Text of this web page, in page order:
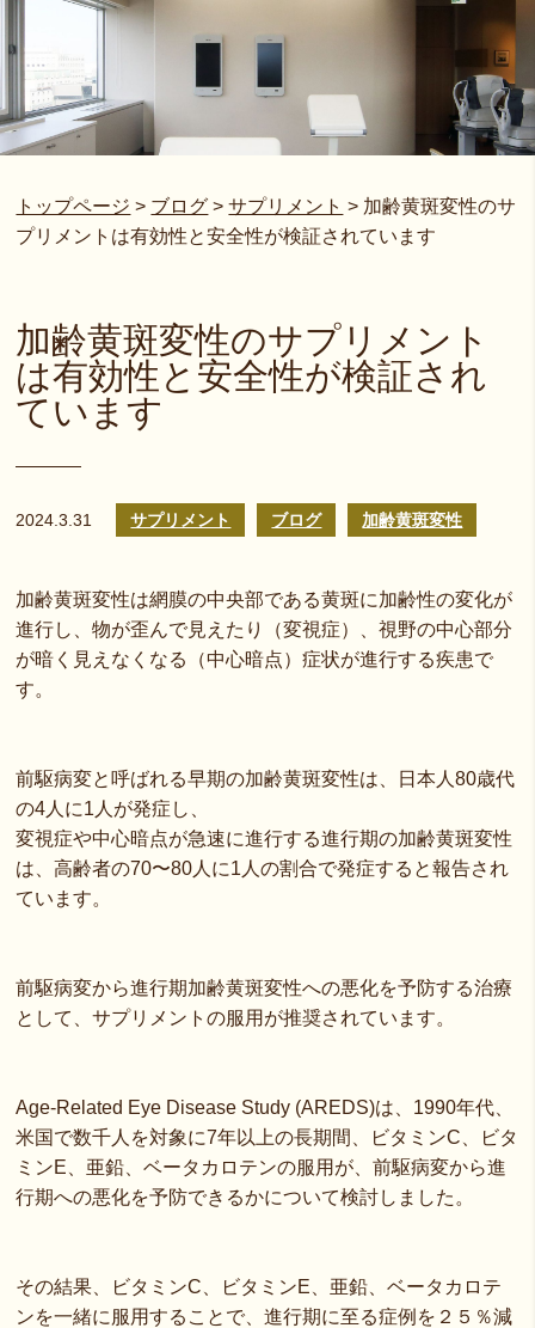
トップページ > ブログ >サプリメント > 加齢黄斑変性のサ
プリメントは有効性と安全性が検証されています
加齢黄斑変性のサプリメント
は有効性と安全性が検証され
ています
2024.3.31 サプリメント ブログ 加齢黄斑変性
加齢黄斑変性は網膜の中央部である黄斑に加齢性の変化が
進行し、物が歪んで見えたり（変視症）、視野の中心部分
が暗く見えなくなる（中心暗点）症状が進行する疾患で
す。
前駆病変と呼ばれる早期の加齢黄斑変性は、日本人80歳代
の4人に1人が発症し、
変視症や中心暗点が急速に進行する進行期の加齢黄斑変性
は、高齢者の70〜80人に1人の割合で発症すると報告され
ています。
前駆病変から進行期加齢黄斑変性への悪化を予防する治療
として、サプリメントの服用が推奨されています。
Age-Related Eye Disease Study (AREDS)は、1990年代、
米国で数千人を対象に7年以上の長期間、ビタミンC、ビタ
ミンE、亜鉛、ベータカロテンの服用が、前駆病変から進
行期への悪化を予防できるかについて検討しました。
その結果、ビタミンC、ビタミンE、亜鉛、ベータカロテ
ンを一緒に服用することで、進行期に至る症例を２５％減